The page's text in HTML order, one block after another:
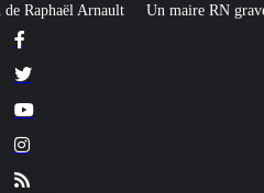
malade : indécente jubilation